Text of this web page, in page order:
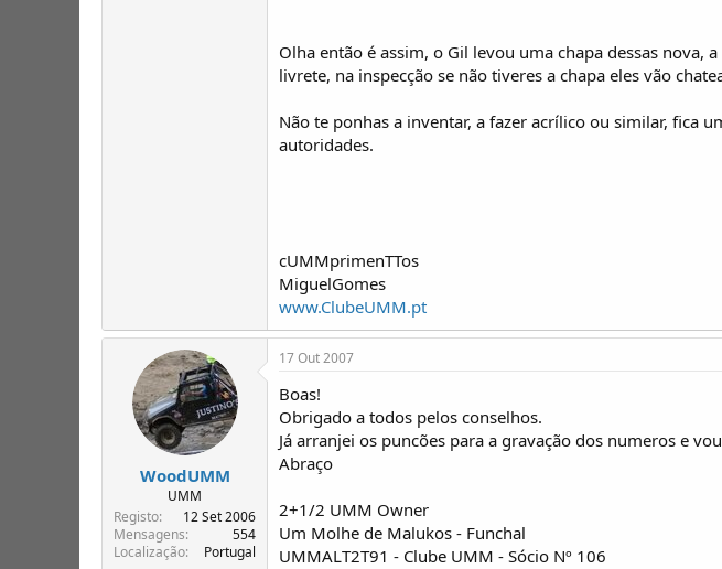
2+1/2 UMM Owner
Um Molhe de Malukos - Funchal
Olha então é assim, o Gil levou uma chapa dessas nova,
livrete, na inspecção se não tiveres a chapa eles vão
Não te ponhas a inventar, a fazer acrílico ou similar, fica
autoridades.
cUMMprimenTTos
MiguelGomes
www.ClubeUMM.pt
WoodUMM
UMM
Registo
12 Set 2006
Mensagens
554
Localização
Portugal
17 Out 2007
Boas!
Obrigado a todos pelos conselhos.
Já arranjei os puncões para a gravação dos numeros e
Abraço
2+1/2 UMM Owner
Um Molhe de Malukos - Funchal
UMMALT2T91 - Clube UMM - Sócio Nº 106